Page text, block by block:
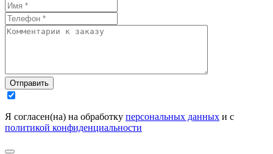
Отправить
Я согласен(на) на обработку персональных данных и с
политикой конфиденциальности